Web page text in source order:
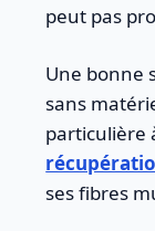
peut pas
Une bonne
sans
particulière
ses fibres